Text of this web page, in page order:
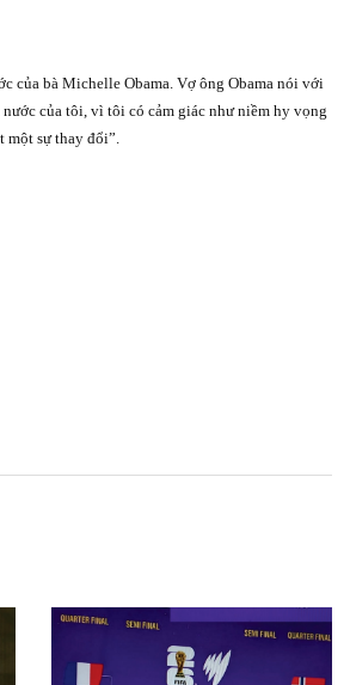
của bà Michelle Obama. Vợ ông Obama nói với
của tôi, vì tôi có cảm giác như niềm hy vọng
một sự thay đổi”.